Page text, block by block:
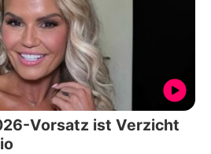
Vorsatz ist Verzicht